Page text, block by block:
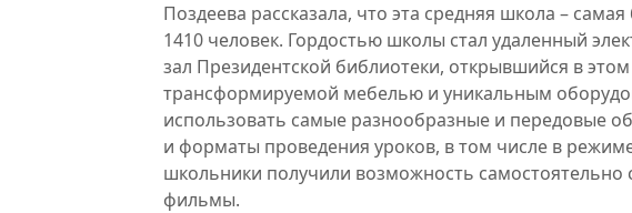
Поздеева рассказала, что эта средняя школа –
1410 человек. Гордостью школы стал удаленный
зал Президентской библиотеки, открывшийся в
трансформируемой мебелью и уникальным
использовать самые разнообразные и передовые
и форматы проведения уроков, в том числе в
школьники получили возможность самостоятельно
фильмы.